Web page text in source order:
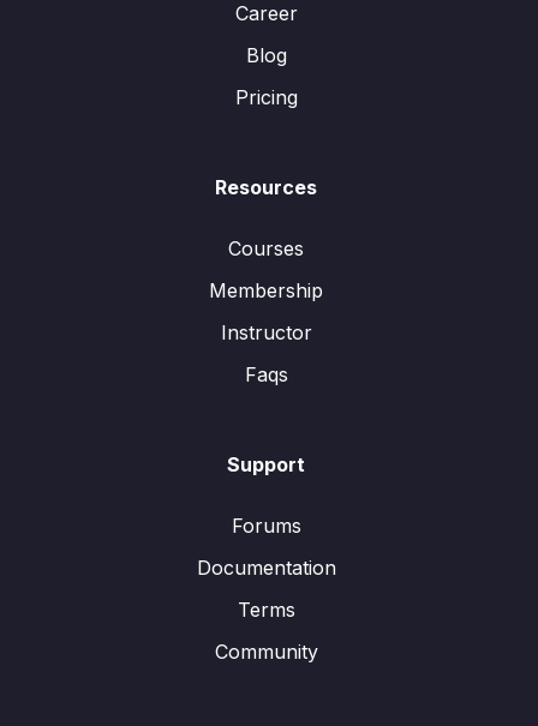
Career
Blog
Pricing
Resources
Courses
Membership
Instructor
Faqs
Support
Forums
Documentation
Terms
Community